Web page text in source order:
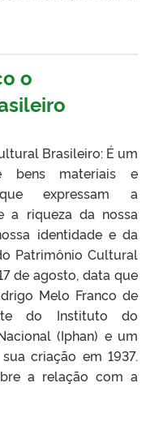
o
Brasileiro: É um
bens materiais e
expressam a
a riqueza da nossa
identidade e da
Patrimônio Cultural
de agosto, data que
Melo Franco de
do Instituto do
(Iphan) e um
criação em 1937.
a relação com a